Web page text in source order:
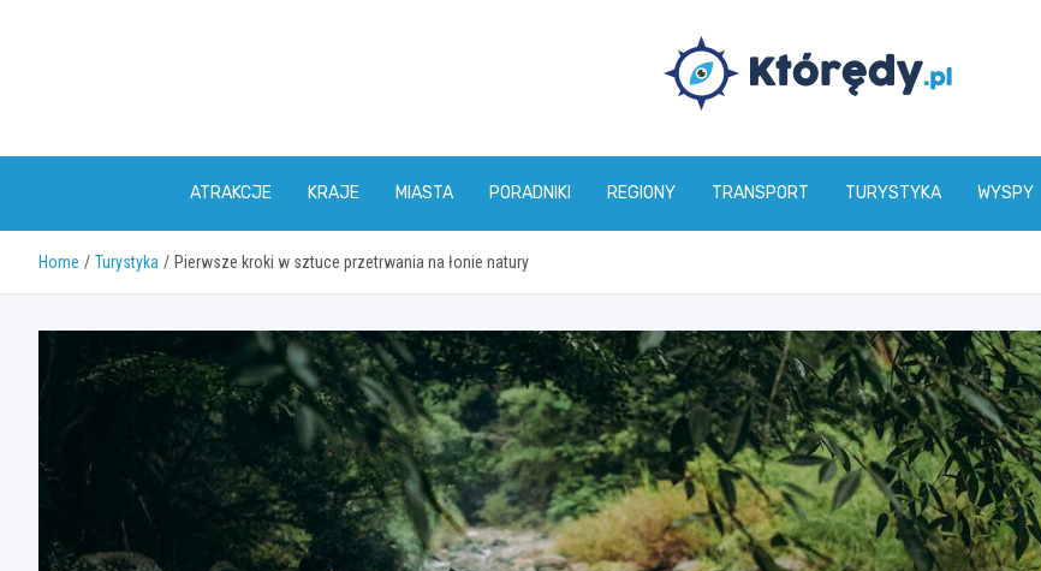
www.ktoredy.pl
ATRAKCJE KRAJE MIASTA PORADNIKI REGIONY TRANSPORT TURYSTYKA WYSPY
Home Turystyka Pierwsze kroki w sztuce przetrwania na łonie natury